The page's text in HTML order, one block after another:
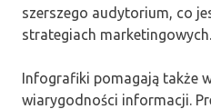
szerszego audytorium, co
strategiach marketingowych.
Infografiki pomagają także
wiarygodności informacji.